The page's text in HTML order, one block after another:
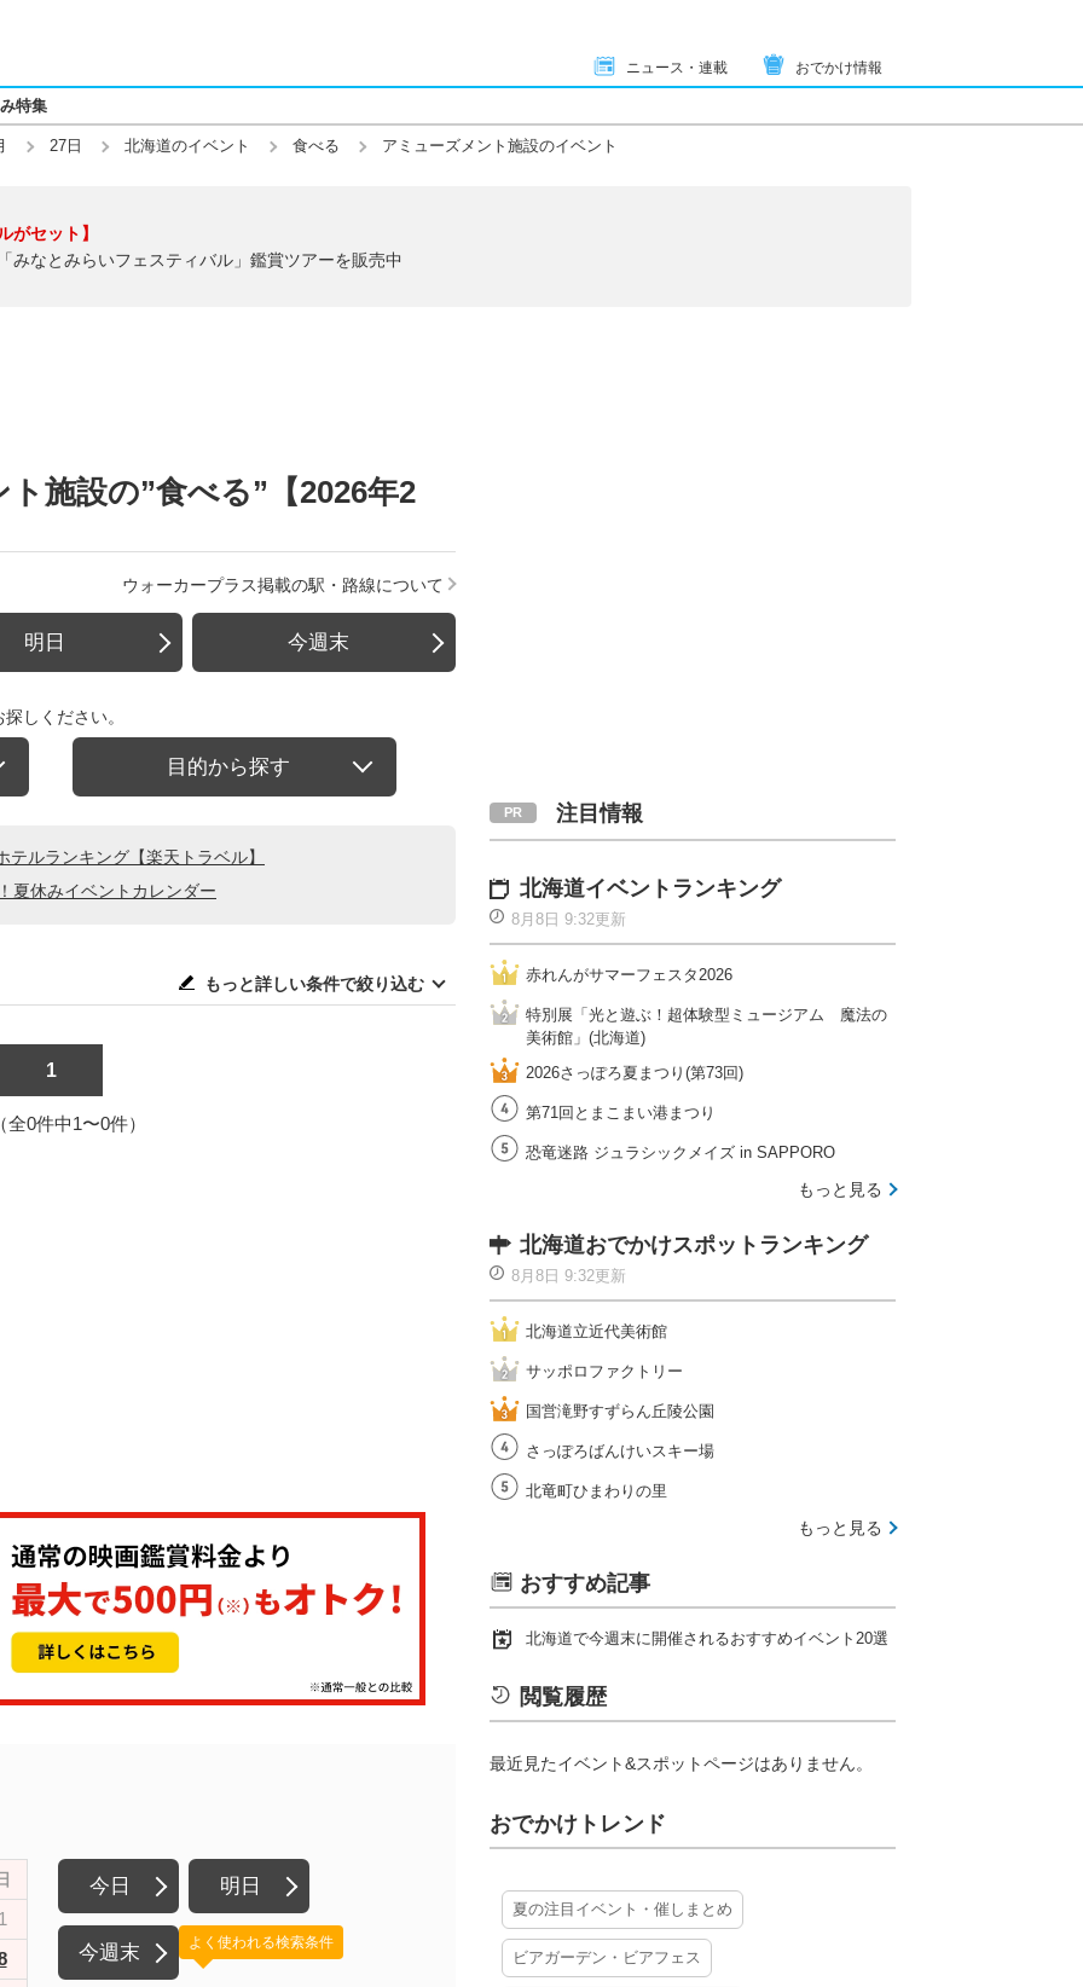
ニュース・連載 おでかけ情報
特集
27日 北海道のイベント 食べる アミューズメント施設のイベント
がセット】
みなとみらいフェスティバル」鑑賞ツアーを販売中
施設の”食べる”【2026年2
ウォーカープラス掲載の駅・路線について
明日 今週末
しください。
目的から探す
ルランキング【楽天トラベル】
夏休みイベントカレンダー
もっと詳しい条件で絞り込む
1
全0件中1〜0件）
今日 明日
今週末 よく使われる検索条件
注目情報
北海道イベントランキング
8月8日 9:32更新
赤れんがサマーフェスタ2026
特別展「光と遊ぶ！超体験型ミュージアム 魔法の
美術館」(北海道)
2026さっぽろ夏まつり(第73回)
第71回とまこまい港まつり
恐竜迷路 ジュラシックメイズ in SAPPORO
もっと見る
北海道おでかけスポットランキング
8月8日 9:32更新
北海道立近代美術館
サッポロファクトリー
国営滝野すずらん丘陵公園
さっぽろばんけいスキー場
北竜町ひまわりの里
もっと見る
おすすめ記事
北海道で今週末に開催されるおすすめイベント20選
閲覧履歴
最近見たイベント&スポットページはありません。
おでかけトレンド
夏の注目イベント・催しまとめ
ビアガーデン・ビアフェス